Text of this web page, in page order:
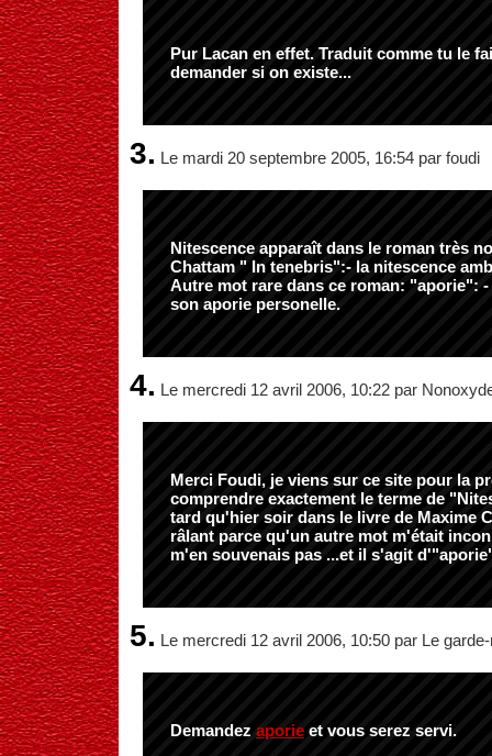
Pur Lacan en effet. Traduit comme tu le
demander si on existe...
3. Le mardi 20 septembre 2005, 16:54 par foudi
Nitescence apparaît dans le roman très
Chattam " In tenebris":- la nitescence
Autre mot rare dans ce roman: "aporie":
son aporie personelle.
4. Le mercredi 12 avril 2006, 10:22 par
Merci Foudi, je viens sur ce site pour la
comprendre exactement le terme de
tard qu'hier soir dans le livre de Maxime
râlant parce qu'un autre mot m'était
m'en souvenais pas ...et il s'agit
5. Le mercredi 12 avril 2006, 10:50 par Le
Demandez aporie et vous serez servi.